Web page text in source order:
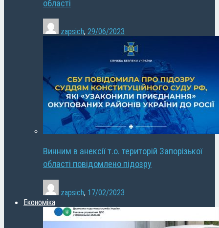
області
zapsich, 29/06/2023
Винним в анексії т.о. територій Запорізької
області повідомлено підозру
zapsich, 17/02/2023
Економіка